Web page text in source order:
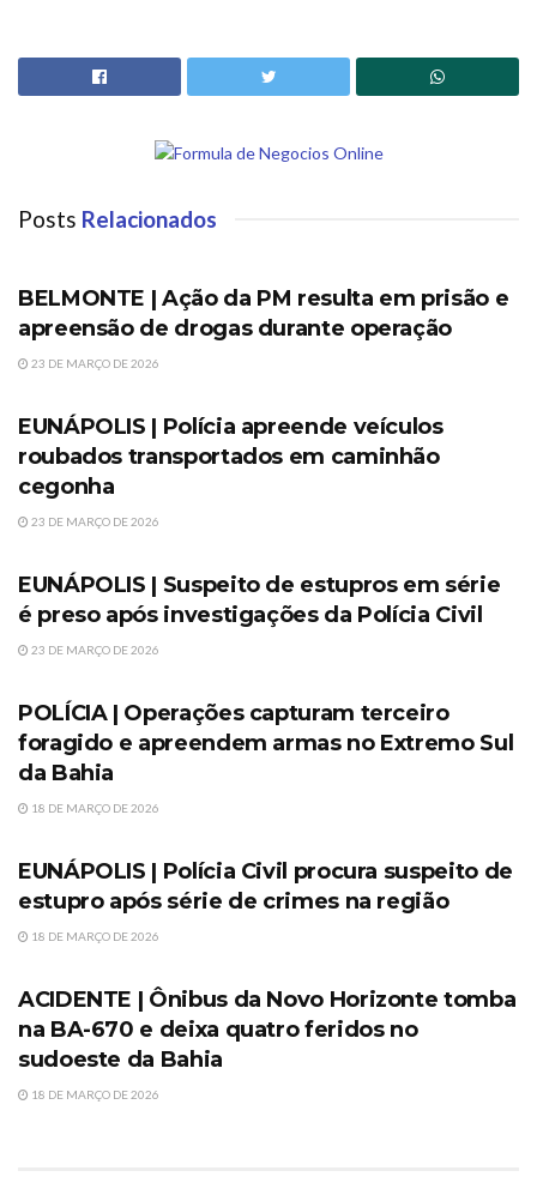
Posts Relacionados
BELMONTE | Ação da PM resulta em prisão e
apreensão de drogas durante operação
23 DE MARÇO DE 2026
SEM CATEGORIA
EUNÁPOLIS | Polícia apreende veículos
roubados transportados em caminhão
cegonha
23 DE MARÇO DE 2026
SEM CATEGORIA
EUNÁPOLIS | Suspeito de estupros em série
é preso após investigações da Polícia Civil
23 DE MARÇO DE 2026
SEM CATEGORIA
POLÍCIA | Operações capturam terceiro
foragido e apreendem armas no Extremo Sul
da Bahia
18 DE MARÇO DE 2026
SEM CATEGORIA
EUNÁPOLIS | Polícia Civil procura suspeito de
estupro após série de crimes na região
18 DE MARÇO DE 2026
SEM CATEGORIA
ACIDENTE | Ônibus da Novo Horizonte tomba
na BA-670 e deixa quatro feridos no
sudoeste da Bahia
18 DE MARÇO DE 2026